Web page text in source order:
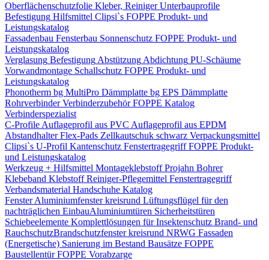
Oberflächenschutzfolie Kleber, Reiniger Unterbauprofile
Befestigung Hilfsmittel Clipsi`s FOPPE Produkt- und
Leistungskatalog
Fassadenbau Fensterbau Sonnenschutz FOPPE Produkt- und
Leistungskatalog
Verglasung Befestigung Abstützung Abdichtung PU-Schäume
Vorwandmontage Schallschutz FOPPE Produkt- und
Leistungskatalog
Phonotherm bg MultiPro Dämmplatte bg EPS Dämmplatte
Rohrverbinder Verbinderzubehör FOPPE Katalog
Verbinderspezialist
C-Profile Auflageprofil aus PVC Auflageprofil aus EPDM
Abstandhalter Flex-Pads Zellkautschuk schwarz Verpackungsmittel
Clipsi`s U-Profil Kantenschutz Fenstertragegriff FOPPE Produkt-
und Leistungskatalog
Werkzeug + Hilfsmittel Montageklebstoff Projahn Bohrer
Klebeband Klebstoff Reiniger-Pflegemittel Fenstertragegriff
Verbandsmaterial Handschuhe Katalog
Fenster Aluminiumfenster kreisrund Lüftungsflügel für den
nachträglichen Einbau​Aluminiumtüren Sicherheitstüren
Schiebeelemente Komplettlösungen für Insektenschutz Brand- und
Rauchschutz​Brandschutzfenster kreisrund NRWG Fassaden
(Energetische) Sanierung im Bestand Bausätze FOPPE
Baustellentür FOPPE Vorabzarge